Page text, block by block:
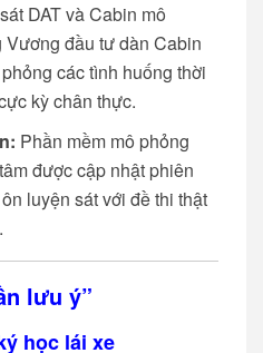
DAT và Cabin mô
đầu tư dàn Cabin
các tình huống thời
kỳ chân thực.
Phần mềm mô phỏng
được cập nhật phiên
luyện sát với đề thi thật
lưu ý”
học lái xe